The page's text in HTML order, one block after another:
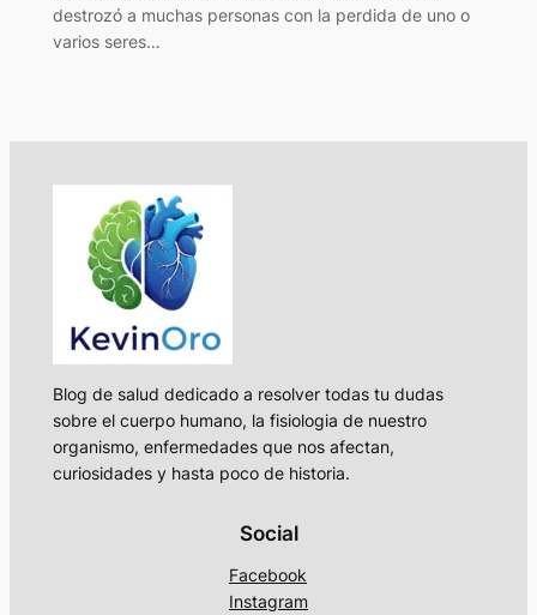
destrozó a muchas personas con la perdida de uno o
varios seres…
Blog de salud dedicado a resolver todas tu dudas
sobre el cuerpo humano, la fisiologia de nuestro
organismo, enfermedades que nos afectan,
curiosidades y hasta poco de historia.
Social
Facebook
Instagram